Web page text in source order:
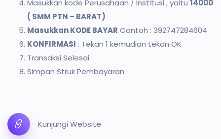
Masukkan kode Perusahaan / Institusi , yaitu 14000
( SMM PTN – BARAT)
Masukkan KODE BAYAR Contoh : 392747284604
KONFIRMASI : Tekan 1 kemudian tekan OK
Transaksi Selesai
Simpan Struk Pembayaran
Kunjungi Website